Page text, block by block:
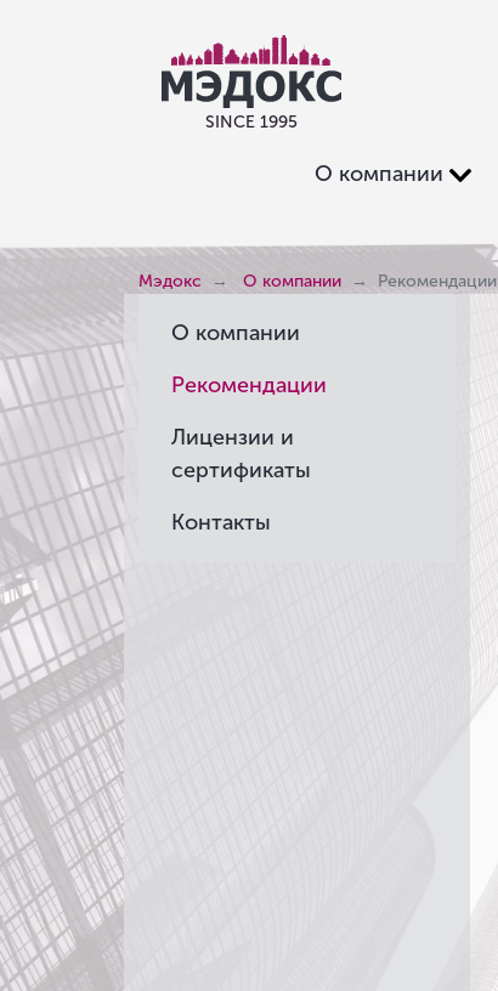
SINCE 1995
О компании
Мэдокс О компании Рекомендации
О компании
Рекомендации
Лицензии и
сертификаты
Контакты